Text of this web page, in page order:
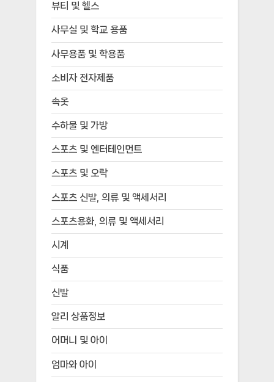
뷰티 및 헬스
사무실 및 학교 용품
사무용품 및 학용품
소비자 전자제품
속옷
수하물 및 가방
스포츠 및 엔터테인먼트
스포츠 및 오락
스포츠 신발, 의류 및 액세서리
스포츠용화, 의류 및 액세서리
시계
식품
신발
알리 상품정보
어머니 및 아이
엄마와 아이